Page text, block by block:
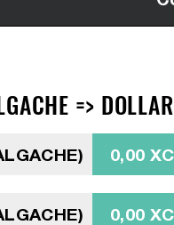
=>
0,00
0,00